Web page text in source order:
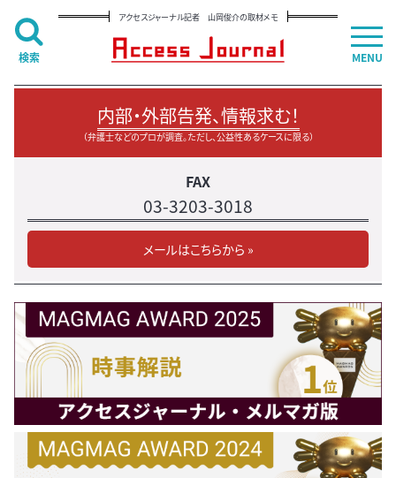
アクセスジャーナル記者 山岡俊介の取材メモ
内部・外部告発、情報求む！
（弁護士などのプロが調査。ただし、公益性あるケースに限る）
FAX
03-3203-3018
メールはこちらから »
MENU
検索